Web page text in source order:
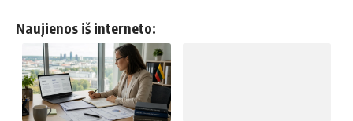
Naujienos iš interneto: